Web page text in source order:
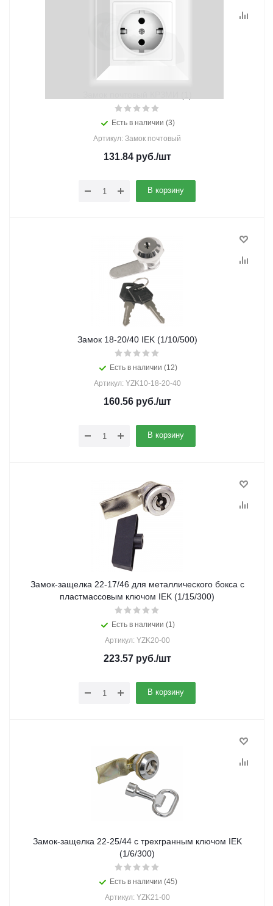
Есть в наличии (3)
Артикул: Замок почтовый
131.84руб./шт
В корзину
Замок 18-20/40 IEK (1/10/500)
Есть в наличии (12)
Артикул: YZK10-18-20-40
160.56руб./шт
В корзину
Замок-защелка 22-17/46 для металлического бокса с
пластмассовым ключом IEK (1/15/300)
Есть в наличии (1)
Артикул: YZK20-00
223.57руб./шт
В корзину
Замок-защелка 22-25/44 с трехгранным ключом IEK
(1/6/300)
Есть в наличии (45)
Артикул: YZK21-00